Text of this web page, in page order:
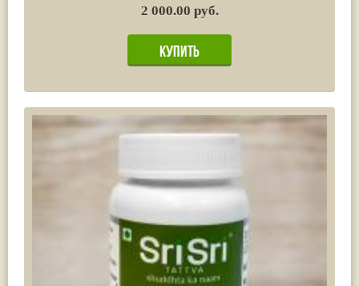
2 000.00 руб.